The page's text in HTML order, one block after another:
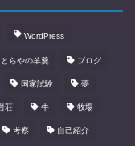
WordPress
とらやの羊羹 ブログ
国家試験 夢
荘 牛 牧場
考察 自己紹介